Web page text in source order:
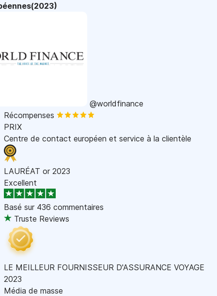
@worldfinance
Récompenses
PRIX
Centre de contact européen et service à la clientèle
LAURÉAT or 2023
Excellent
Basé sur 436 commentaires
Truste Reviews
LE MEILLEUR FOURNISSEUR D'ASSURANCE VOYAGE
2023
Média de masse